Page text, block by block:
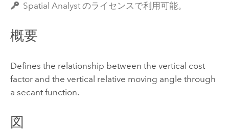
Spatial Analyst のライセンスで利用可能。
概要
Defines the relationship between the vertical cost
factor and the vertical relative moving angle through
a secant function.
図